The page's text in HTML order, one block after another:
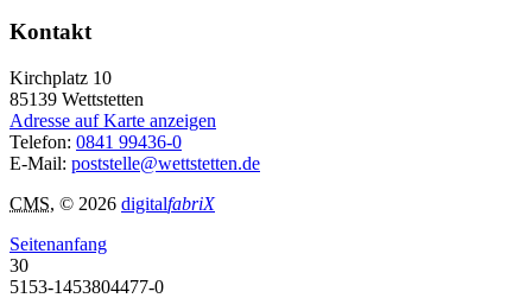
Kontakt
Kirchplatz 10
85139 Wettstetten
Adresse auf Karte anzeigen
Telefon: 0841 99436-0
E-Mail: poststelle@wettstetten.de
CMS, © 2026 digitalfabriX
Seitenanfang
30
5153-1453804477-0